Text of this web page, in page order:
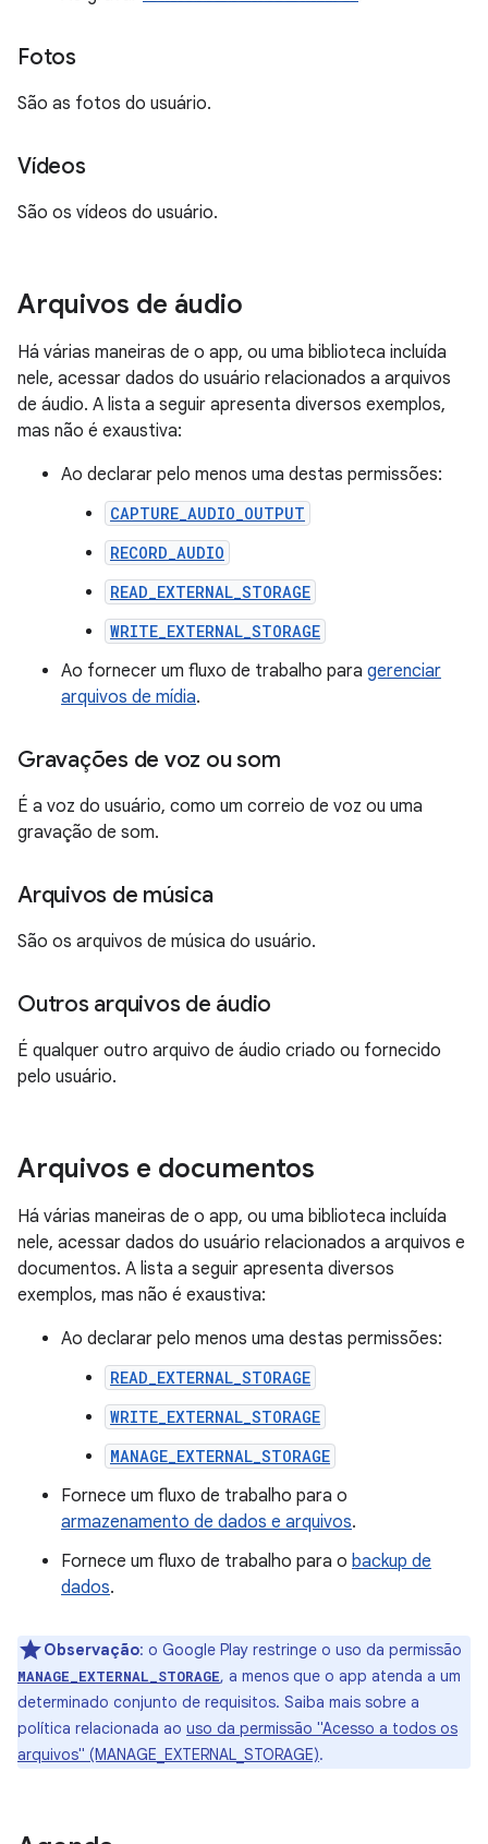
Fotos
São as fotos do usuário.
Vídeos
São os vídeos do usuário.
Arquivos de áudio
Há várias maneiras de o app, ou uma biblioteca incluída
nele, acessar dados do usuário relacionados a arquivos
de áudio. A lista a seguir apresenta diversos exemplos,
mas não é exaustiva:
Ao declarar pelo menos uma destas permissões:
CAPTURE_AUDIO_OUTPUT
RECORD_AUDIO
READ_EXTERNAL_STORAGE
WRITE_EXTERNAL_STORAGE
Ao fornecer um fluxo de trabalho para gerenciar
arquivos de mídia.
Gravações de voz ou som
É a voz do usuário, como um correio de voz ou uma
gravação de som.
Arquivos de música
São os arquivos de música do usuário.
Outros arquivos de áudio
É qualquer outro arquivo de áudio criado ou fornecido
pelo usuário.
Arquivos e documentos
Há várias maneiras de o app, ou uma biblioteca incluída
nele, acessar dados do usuário relacionados a arquivos e
documentos. A lista a seguir apresenta diversos
exemplos, mas não é exaustiva:
Ao declarar pelo menos uma destas permissões:
READ_EXTERNAL_STORAGE
WRITE_EXTERNAL_STORAGE
MANAGE_EXTERNAL_STORAGE
Fornece um fluxo de trabalho para o
armazenamento de dados e arquivos.
Fornece um fluxo de trabalho para o backup de
dados.
Observação: o Google Play restringe o uso da permissão
MANAGE_EXTERNAL_STORAGE, a menos que o app atenda a um
determinado conjunto de requisitos. Saiba mais sobre a
política relacionada ao uso da permissão "Acesso a todos os
arquivos" (MANAGE_EXTERNAL_STORAGE).